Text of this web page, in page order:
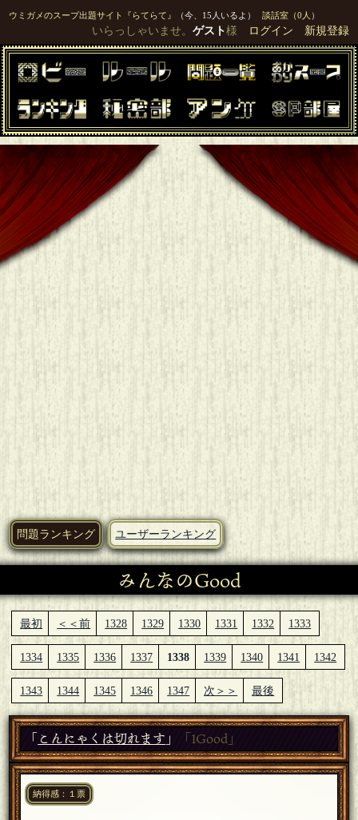
ウミガメのスープ出題サイト『らてらて』 （今、15人いるよ） 談話室（0人）
いらっしゃいませ。 ゲスト様 ログイン 新規登録
問題ランキング ユーザーランキング
みんなのGood
最初 ＜＜前 1328 1329 1330 1331 1332 1333
1334 1335 1336 1337 1338 1339 1340 1341 1342
1343 1344 1345 1346 1347 次＞＞ 最後
「こんにゃくは切れます 」 「1Good」
納得感：１票